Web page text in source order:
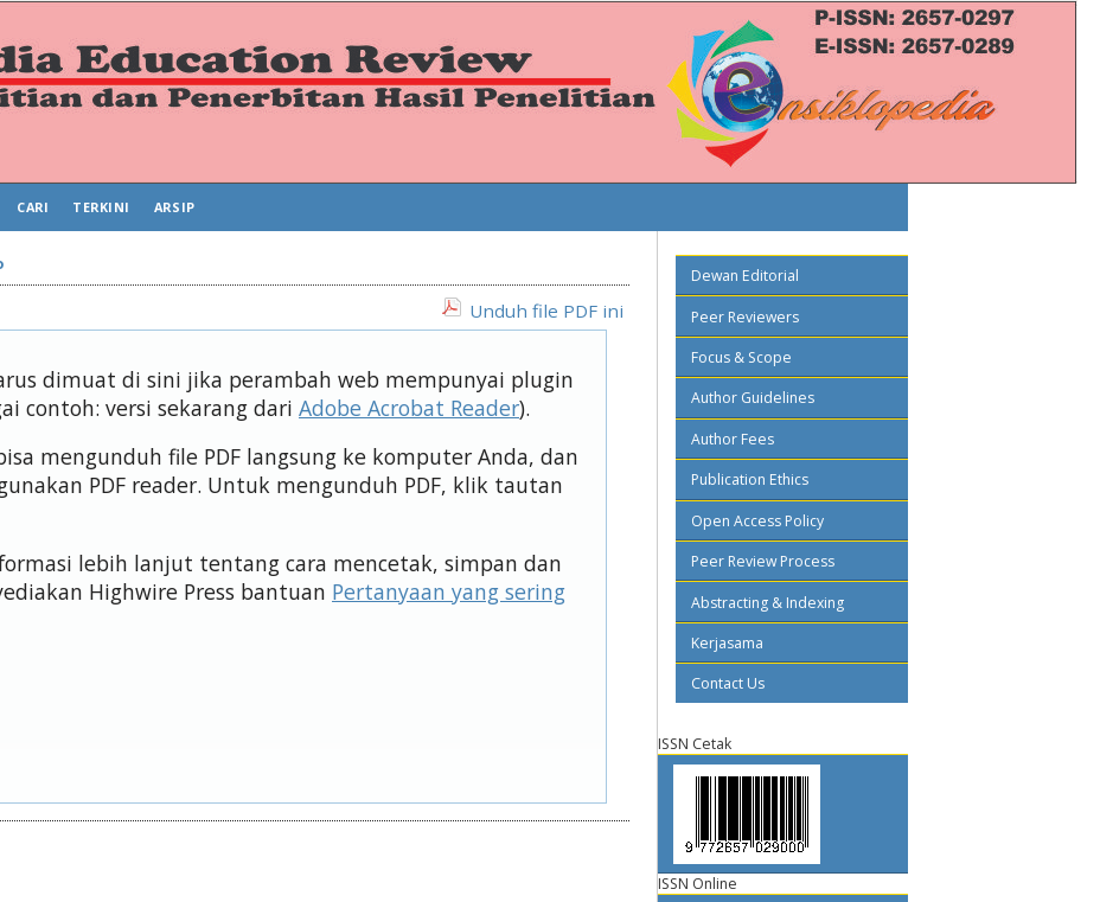
Dewan Editorial
Peer Reviewers
Focus & Scope
Author Guidelines
Author Fees
Publication Ethics
Open Access Policy
Peer Review Process
Abstracting & Indexing
Kerjasama
Contact Us
ISSN Cetak
ISSN Online
CARI TERKINI ARSIP
Unduh file PDF ini
dimuat di sini jika perambah web mempunyai plugin
contoh: versi sekarang dari Adobe Acrobat Reader).
mengunduh file PDF langsung ke komputer Anda, dan
PDF reader. Untuk mengunduh PDF, klik tautan
lebih lanjut tentang cara mencetak, simpan dan
Highwire Press bantuan Pertanyaan yang sering